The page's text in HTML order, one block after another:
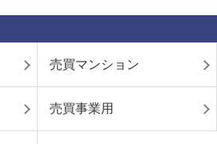
売買マンション
売買事業用